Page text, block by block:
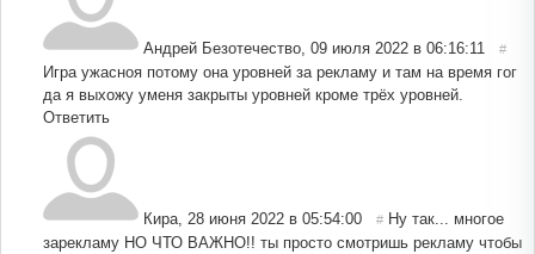
Андрей Безотечество, 09 июля 2022 в 06:16:11 #
Игра ужасноя потому она уровней за рекламу и там на время гог
да я выхожу уменя закрыты уровней кроме трёх уровней.
Ответить
Кира, 28 июня 2022 в 05:54:00 # Ну так... многое
зарекламу НО ЧТО ВАЖНО!! ты просто смотришь рекламу чтобы